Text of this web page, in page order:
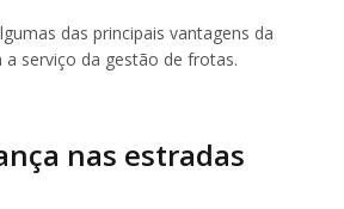
das principais vantagens da
serviço da gestão de frotas.
nas estradas